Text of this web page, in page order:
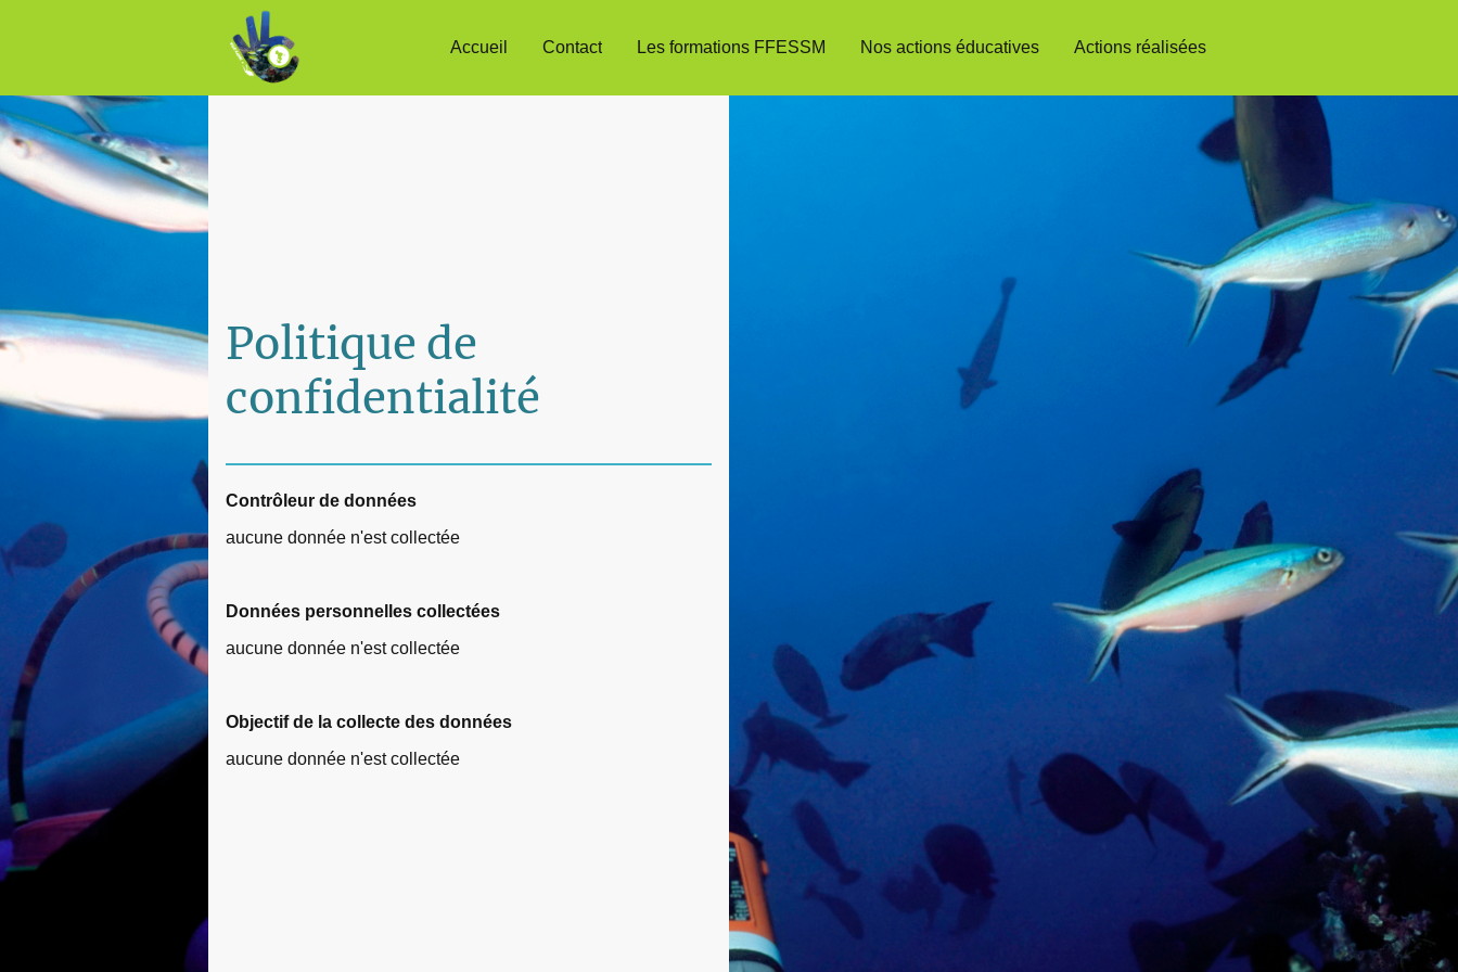
Accueil Contact Les formations FFESSM Nos actions éducatives Actions réalisées
Politique de
confidentialité
Contrôleur de données
aucune donnée n'est collectée
Données personnelles collectées
aucune donnée n'est collectée
Objectif de la collecte des données
aucune donnée n'est collectée